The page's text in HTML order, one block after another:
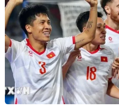
mạng xã hội đối với đương
thị thực
06/08/2026 22:52
Chủ tịch Quốc hội Trần
tiếp Đại sứ Hoa Kỳ Jennifer
06/08/2026 13:43